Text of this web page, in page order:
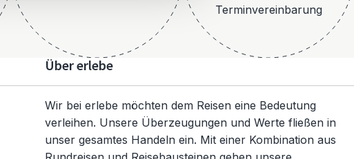
Terminvereinbarung
Über erlebe
Wir bei erlebe möchten dem Reisen eine Bedeutung
verleihen. Unsere Überzeugungen und Werte fließen in
unser gesamtes Handeln ein. Mit einer Kombination aus